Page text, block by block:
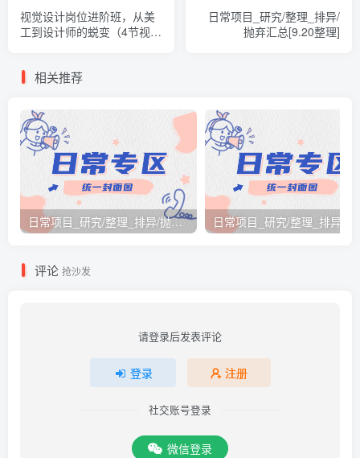
视觉设计岗位进阶班，从美
工到设计师的蜕变（4节视频
日常项目_研究/整理_排异/
抛弃汇总[9.20整理]
相关推荐
日常项目_研究/整理_排异/抛弃汇总[26.3.15-3.21整理]
评论 抢沙发
请登录后发表评论
登录 注册
社交账号登录
微信登录